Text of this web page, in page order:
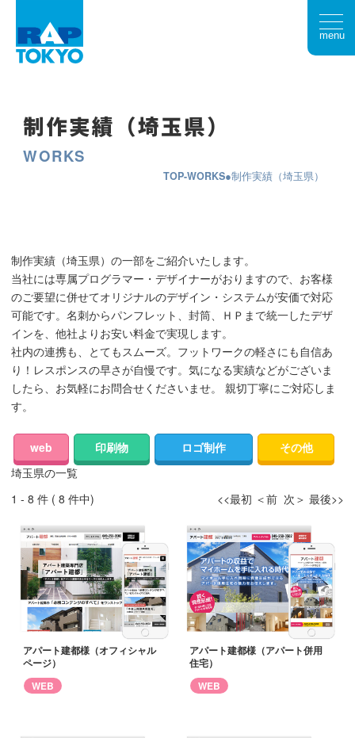
menu
制作実績（埼玉県）
WORKS
TOP WORKS 制作実績（埼玉県）
制作実績（埼玉県）の一部をご紹介いたします。
当社には専属プログラマー・デザイナーがおりますので、お客様
のご要望に併せてオリジナルのデザイン・システムが安価で対応
可能です。名刺からパンフレット、封筒、ＨＰまで統一したデザ
インを、他社よりお安い料金で実現します。
社内の連携も、とてもスムーズ。フットワークの軽さにも自信あ
り！レスポンスの早さが自慢です。気になる実績などがございま
したら、お気軽にお問合せくださいませ。 親切丁寧にご対応しま
す。
web 印刷物 ロゴ制作
その他
埼玉県の一覧
1 - 8 件 ( 8 件中)
<<最初 ＜前 次＞ 最後>>
アパート建都様（オフィシャル
ページ）
WEB
アパート建都様（アパート併用
住宅）
WEB